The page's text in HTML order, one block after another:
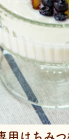
用はちみ